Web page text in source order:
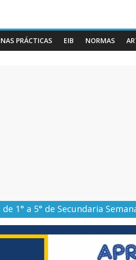
PRÁCTICAS EIB NORMAS
1° a 5° de Secundaria